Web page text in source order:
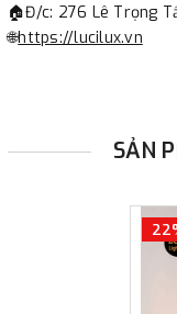
🏠Đ/c: 276 Lê Trọng
🌐https://lucilux.vn
SẢN